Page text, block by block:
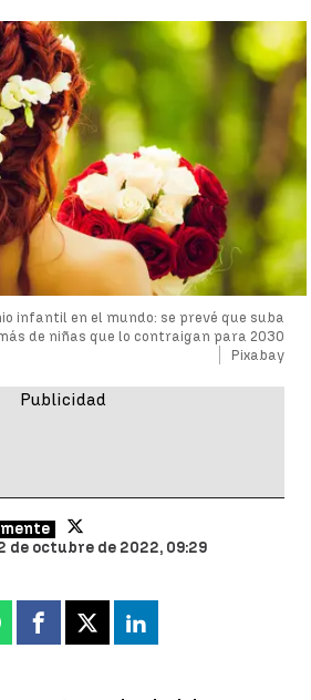
infantil en el mundo: se prevé que suba
de niñas que lo contraigan para 2030
Pixabay
de octubre de 2022, 09:29
Facebook
X Linkedin